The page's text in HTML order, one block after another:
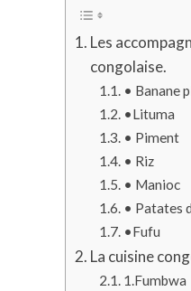
Les
congolaise.
• Banane
•Lituma
• Piment
• Riz
• Manioc
• Patates
•Fufu
La cuisine
1.Fumbwa